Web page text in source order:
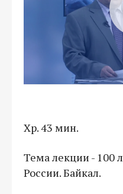
Хр. 43 мин.
Тема лекции - 100
России. Байкал.